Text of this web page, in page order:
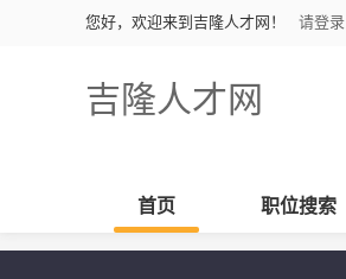
您好，欢迎来到吉隆人才网！ 请登录
吉隆人才网
首页 职位搜索